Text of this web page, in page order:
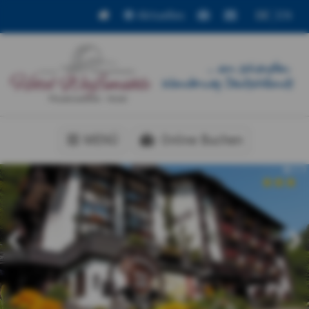
Aktuelles
MENÜ Online Buchen
www.hotel-weissmuehle.de
Aktuelles
Online Buchen
Kontakt / Anfahrt